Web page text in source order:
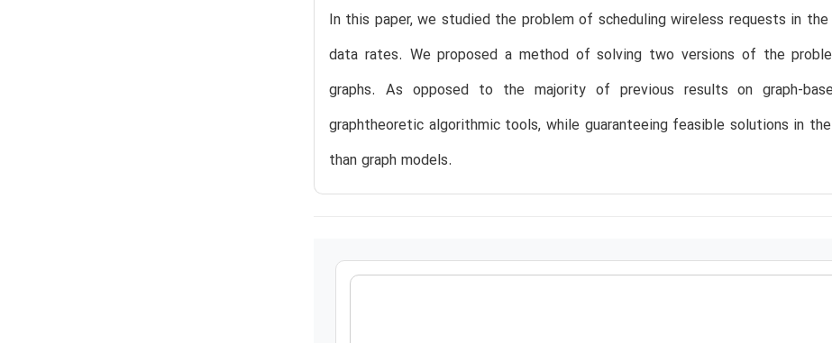
In this paper, we studied the problem of scheduling wireless requests in
data rates. We proposed a method of solving two versions of the
graphs. As opposed to the majority of previous results on graph-
graphtheoretic algorithmic tools, while guaranteeing feasible solutions in
than graph models.